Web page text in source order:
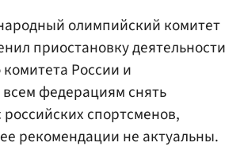
олимпийский комитет
приостановку деятельности
России и
федерациям снять
спортсменов,
рекомендации не актуальны.